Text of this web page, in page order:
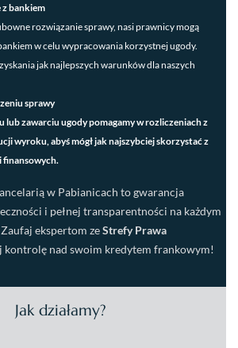
z bankiem
rozwiązanie sprawy, nasi prawnicy mogą
w celu wypracowania korzystnej ugody.
jak najlepszych warunków dla naszych
sprawy
lub zawarciu ugody pomagamy w rozliczeniach z
wyroku, abyś mógł jak najszybciej skorzystać z
finansowych.
w Pabianicach to gwarancja
i pełnej transparentności na każdym
ekspertom zeStrefy Prawa
kontrolę nad swoim kredytem frankowym!
Jak działamy?